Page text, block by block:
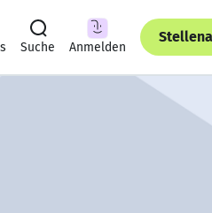
Suche Anmelden